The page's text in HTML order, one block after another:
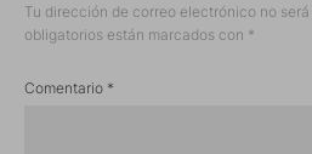
Tu dirección de correo electrónico no será
obligatorios están marcados con *
Comentario *